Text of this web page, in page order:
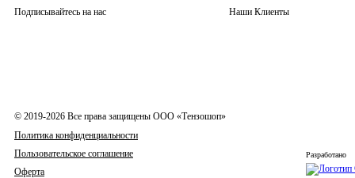
Подписывайтесь на нас Наши Клиенты
Политика конфиденциальности
Пользовательское соглашение
Оферта
© 2019-2026 Все права защищены ООО «Тензошоп»
Разработано